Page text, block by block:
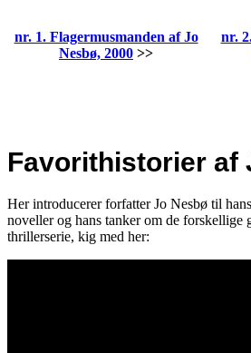
nr. 1. Flagermusmanden af Jo
Nesbø, 2000 >>
nr.
Favorithistorier af
Her introducerer forfatter Jo Nesbø til
noveller og hans tanker om de forskellige
thrillerserie, kig med her: